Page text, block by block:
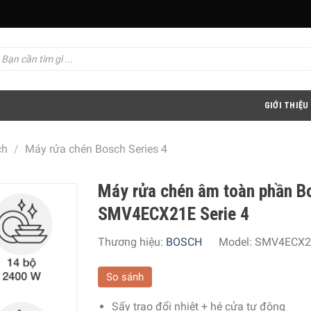
GIỚI THIỆU
/ Máy rửa chén Bosch Series 4
Máy rửa chén âm toàn phần
SMV4ECX21E Serie 4
Thương hiệu: BOSCH Model:
So sánh
Sấy trao đổi nhiệt + hé cửa tự động